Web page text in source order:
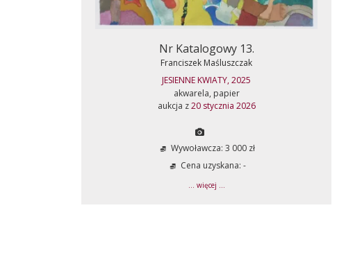
Nr Katalogowy 13.
Franciszek Maśluszczak
JESIENNE KWIATY, 2025
akwarela, papier
aukcja z20 stycznia 2026
Wywoławcza: 3 000 zł
Cena uzyskana: -
... więcej ...